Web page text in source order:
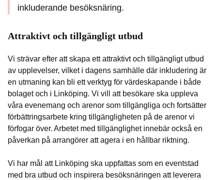
inkluderande besöksnäring.
Attraktivt och tillgängligt utbud
Vi strävar efter att skapa ett attraktivt och tillgängligt utbud
av upplevelser, vilket i dagens samhälle där inkludering är
en utmaning kan bli ett verktyg för värdeskapande i både
bolaget och i Linköping. Vi vill att besökare ska uppleva
våra evenemang och arenor som tillgängliga och fortsätter
förbättringsarbete kring tillgängligheten på de arenor vi
förfogar över. Arbetet med tillgänglighet innebär också en
påverkan på arrangörer att agera i en hållbar riktning.
Vi har mål att Linköping ska uppfattas som en eventstad
med bra utbud och inspirera besöksnäringen att leverera